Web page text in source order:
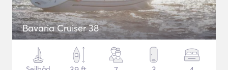
Bavaria Cruiser 38